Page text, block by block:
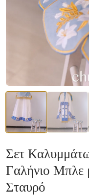
Σετ
Γαλήνιο Μπλε
Σταυρό